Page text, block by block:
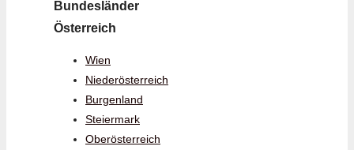
Bundesländer
Österreich
Wien
Niederösterreich
Burgenland
Steiermark
Oberösterreich